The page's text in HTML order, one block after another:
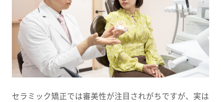
セラミック矯正では審美性が注目されがちですが、実は